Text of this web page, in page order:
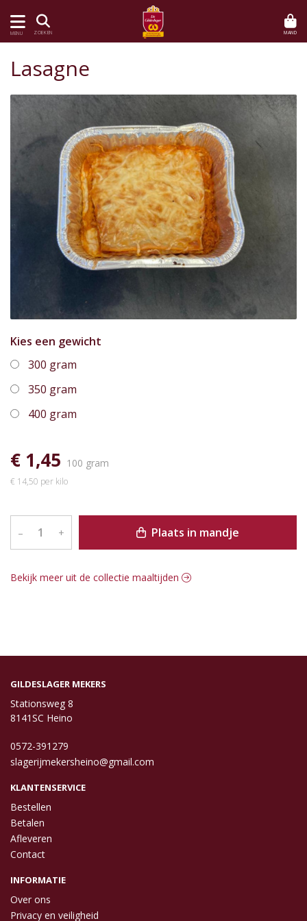
MENU ZOEKEN MAND
Lasagne
Kies een gewicht
300 gram
350 gram
400 gram
€ 1,45 100 gram
€ 14,50 per kilo
– + Plaats in mandje
Bekijk meer uit de collectie maaltijden
GILDESLAGER MEKERS
Stationsweg 8
8141SC Heino
0572-391279
slagerijmekersheino@gmail.com
KLANTENSERVICE
Bestellen
Betalen
Afleveren
Contact
INFORMATIE
Over ons
Privacy en veiligheid